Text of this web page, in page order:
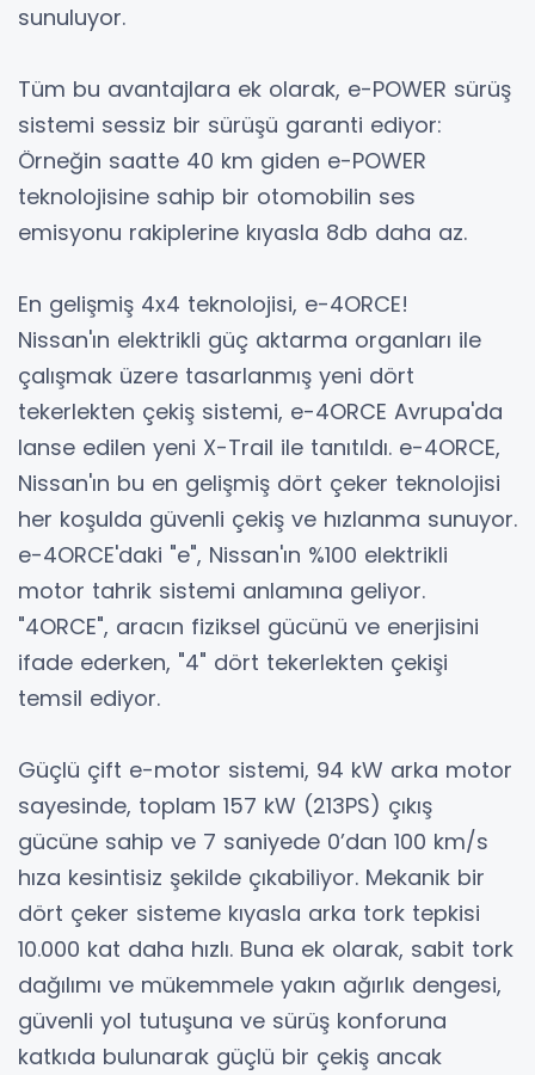
sunuluyor.
Tüm bu avantajlara ek olarak, e-POWER sürüş
sistemi sessiz bir sürüşü garanti ediyor:
Örneğin saatte 40 km giden e-POWER
teknolojisine sahip bir otomobilin ses
emisyonu rakiplerine kıyasla 8db daha az.
En gelişmiş 4x4 teknolojisi, e-4ORCE!
Nissan'ın elektrikli güç aktarma organları ile
çalışmak üzere tasarlanmış yeni dört
tekerlekten çekiş sistemi, e-4ORCE Avrupa'da
lanse edilen yeni X-Trail ile tanıtıldı. e-4ORCE,
Nissan'ın bu en gelişmiş dört çeker teknolojisi
her koşulda güvenli çekiş ve hızlanma sunuyor.
e-4ORCE'daki "e", Nissan'ın %100 elektrikli
motor tahrik sistemi anlamına geliyor.
"4ORCE", aracın fiziksel gücünü ve enerjisini
ifade ederken, "4" dört tekerlekten çekişi
temsil ediyor.
Güçlü çift e-motor sistemi, 94 kW arka motor
sayesinde, toplam 157 kW (213PS) çıkış
gücüne sahip ve 7 saniyede 0’dan 100 km/s
hıza kesintisiz şekilde çıkabiliyor. Mekanik bir
dört çeker sisteme kıyasla arka tork tepkisi
10.000 kat daha hızlı. Buna ek olarak, sabit tork
dağılımı ve mükemmele yakın ağırlık dengesi,
güvenli yol tutuşuna ve sürüş konforuna
katkıda bulunarak güçlü bir çekiş ancak